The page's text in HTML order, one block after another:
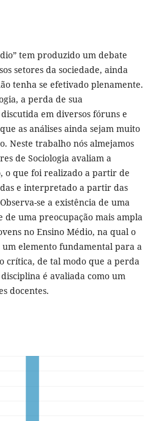
tem produzido um debate
setores da sociedade, ainda
tenha se efetivado plenamente.
a perda de sua
em diversos fóruns e
as análises ainda sejam muito
Neste trabalho nós almejamos
de Sociologia avaliam a
o que foi realizado a partir de
e interpretado a partir das
se a existência de uma
de uma preocupação mais ampla
no Ensino Médio, na qual o
um elemento fundamental para a
crítica, de tal modo que a perda
é avaliada como um
docentes.